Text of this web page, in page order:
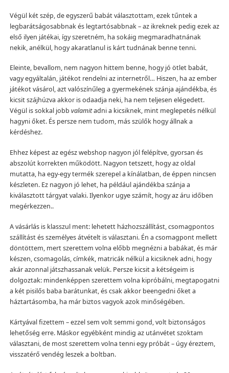
Végül két szép, de egyszerű babát választottam, ezek tűntek a
legbarátságosabbnak és legtartósabbnak – az ikreknek pedig ezek az
első ilyen játékai, így szeretném, ha sokáig megmaradhatnának
nekik, anélkül, hogy akaratlanul is kárt tudnának benne tenni.
Eleinte, bevallom, nem nagyon hittem benne, hogy jó ötlet babát,
vagy egyáltalán, játékot rendelni az internetről… Hiszen, ha az ember
játékot vásárol, azt valószínűleg a gyermekének szánja ajándékba, és
kicsit szájhúzva akkor is odaadja neki, ha nem teljesen elégedett.
Végül is sokkal jobb valamitadni a kicsiknek, mint meglepetés nélkül
hagyni őket. És persze nem tudom, más szülők hogy állnak a
kérdéshez.
Ehhez képest az egész webshop nagyon jól felépítve, gyorsan és
abszolút korrekten működött. Nagyon tetszett, hogy az oldal
mutatta, ha egy-egy termék szerepel a kínálatban, de éppen nincsen
készleten. Ez nagyon jó lehet, ha például ajándékba szánja a
kiválasztott tárgyat valaki. Ilyenkor ugye számít, hogy az áru időben
megérkezzen..
A vásárlás is klasszul ment: lehetett házhozszállítást, csomagpontos
szállítást és személyes átvételt is választani. Én a csomagpont mellett
döntöttem, mert szerettem volna előbb megnézni a babákat, és már
készen, csomagolás, címkék, matricák nélkül a kicsiknek adni, hogy
akár azonnal játszhassanak velük. Persze kicsit a kétségeim is
dolgoztak: mindenképpen szerettem volna kipróbálni, megtapogatni
a két pisilős baba barátunkat, és csak akkor beengedni őket a
háztartásomba, ha már biztos vagyok azok minőségében.
Kártyával fizettem – ezzel sem volt semmi gond, volt biztonságos
lehetőség erre. Máskor egyébként mindig az utánvétet szoktam
választani, de most szerettem volna tenni egy próbát – úgy éreztem,
visszatérő vendég leszek a boltban.